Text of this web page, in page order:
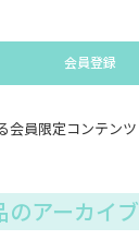
会員登録
会員限定コンテンツ
のアーカイブ